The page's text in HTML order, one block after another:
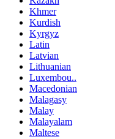
Khmer
Kurdish
Kyrgyz
Latin
Latvian
Lithuanian
Luxembou..
Macedonian
Malagasy
Malay
Malayalam
Maltese